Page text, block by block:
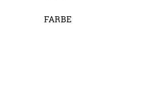
FARBE